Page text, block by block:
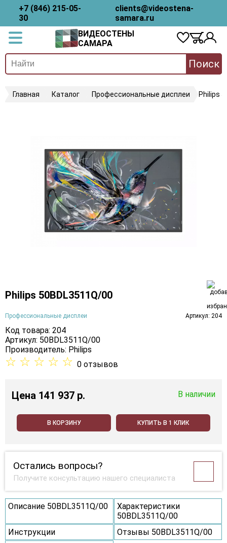
+7 (846) 215-05-
30
clients@videostena-
samara.ru
ВИДЕОСТЕНЫ
САМАРА
Поиск
Главная Каталог Профессиональные дисплеи Philips
Philips 50BDL3511Q/00
Профессиональные дисплеи Артикул: 204
Код товара: 204
Артикул: 50BDL3511Q/00
Производитель: Philips
☆ ☆ ☆ ☆ ☆ 0 отзывов
Цена 141 937 p. В наличии
В КОРЗИНУ КУПИТЬ В 1 КЛИК
Остались вопросы?
Получите консультацию нашего специалиста
Описание 50BDL3511Q/00
Характеристики
50BDL3511Q/00
Инструкции
Отзывы 50BDL3511Q/00